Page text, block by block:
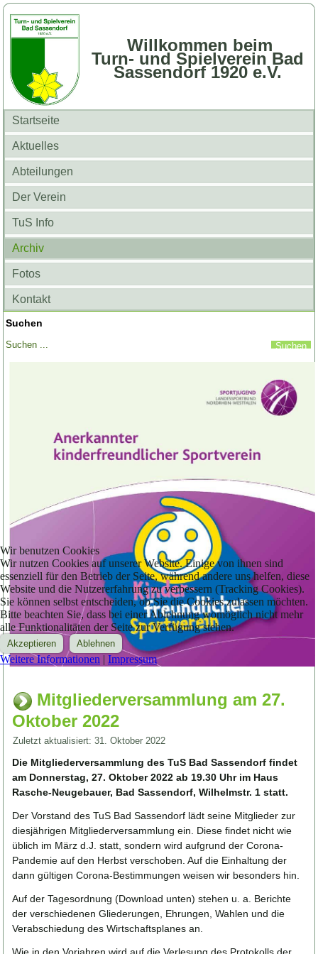
Willkommen beim
Turn- und Spielverein Bad
Sassendorf 1920 e.V.
Startseite
Aktuelles
Abteilungen
Der Verein
TuS Info
Archiv
Fotos
Kontakt
Suchen
Mitgliederversammlung am 27.
Oktober 2022
Zuletzt aktualisiert: 31. Oktober 2022
Die Mitgliederversammlung des TuS Bad Sassendorf findet
am Donnerstag, 27. Oktober 2022 ab 19.30 Uhr im Haus
Rasche-Neugebauer, Bad Sassendorf, Wilhelmstr. 1 statt.
Der Vorstand des TuS Bad Sassendorf lädt seine Mitglieder zur
diesjährigen Mitgliederversammlung ein. Diese findet nicht wie
üblich im März d.J. statt, sondern wird aufgrund der Corona-
Pandemie auf den Herbst verschoben. Auf die Einhaltung der
dann gültigen Corona-Bestimmungen weisen wir besonders hin.
Auf der Tagesordnung (Download unten) stehen u. a. Berichte
der verschiedenen Gliederungen, Ehrungen, Wahlen und die
Verabschiedung des Wirtschaftsplanes an.
Wie in den Vorjahren wird auf die Verlesung des Protokolls der
Wir benutzen Cookies
Wir nutzen Cookies auf unserer Website. Einige von ihnen sind
essenziell für den Betrieb der Seite, während andere uns helfen, diese
Website und die Nutzererfahrung zu verbessern (Tracking Cookies).
Sie können selbst entscheiden, ob Sie die Cookies zulassen möchten.
Bitte beachten Sie, dass bei einer Ablehnung womöglich nicht mehr
alle Funktionalitäten der Seite zur Verfügung stehen.
Akzeptieren Ablehnen
Weitere Informationen | Impressum